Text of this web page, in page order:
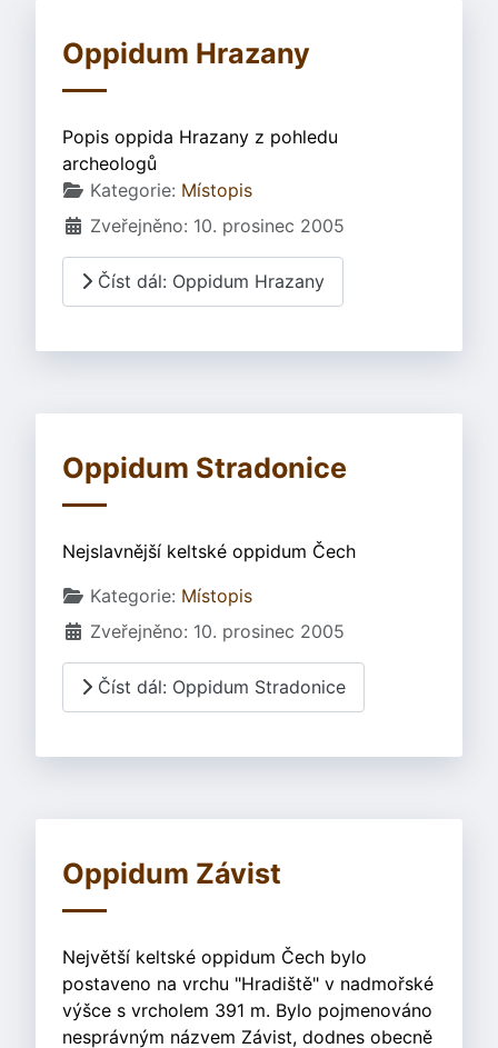
Oppidum Hrazany
Popis oppida Hrazany z pohledu
archeologů
Základní údaje
Kategorie: Místopis
Zveřejněno: 10. prosinec 2005
Číst dál: Oppidum Hrazany
Oppidum Stradonice
Nejslavnější keltské oppidum Čech
Základní údaje
Kategorie: Místopis
Zveřejněno: 10. prosinec 2005
Číst dál: Oppidum Stradonice
Oppidum Závist
Největší keltské oppidum Čech bylo
postaveno na vrchu "Hradiště" v nadmořské
výšce s vrcholem 391 m. Bylo pojmenováno
nesprávným názvem Závist, dodnes obecně